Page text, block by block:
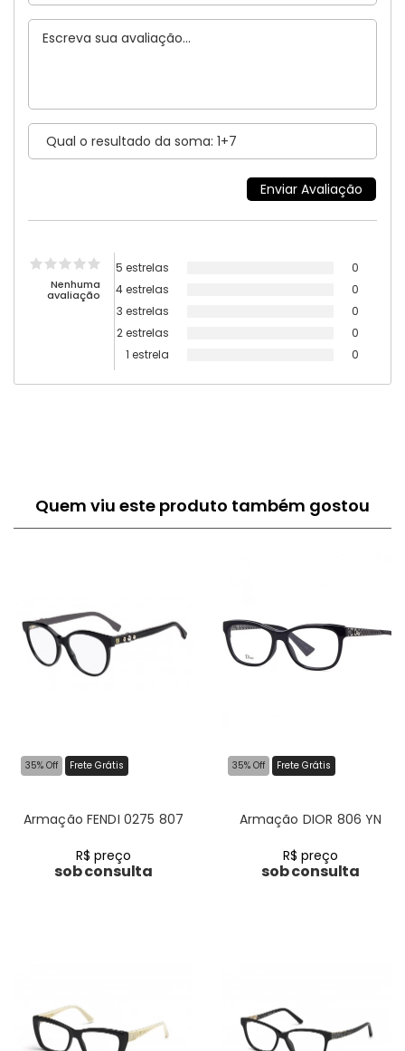
Nenhuma
avaliação
5 estrelas
0
4 estrelas
0
3 estrelas
0
2 estrelas
0
1 estrela
0
Quem viu este produto também gostou
35% Off Frete Grátis
Armação FENDI 0275 807
R$ preço
sob consulta
35% Off Frete Grátis
Armação DIOR 806 YN
R$ preço
sob consulta